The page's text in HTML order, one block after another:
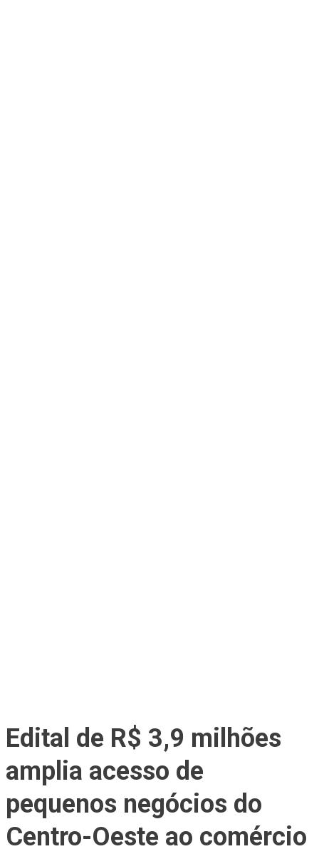
Edital de R$ 3,9 milhões
amplia acesso de
pequenos negócios do
Centro-Oeste ao comércio